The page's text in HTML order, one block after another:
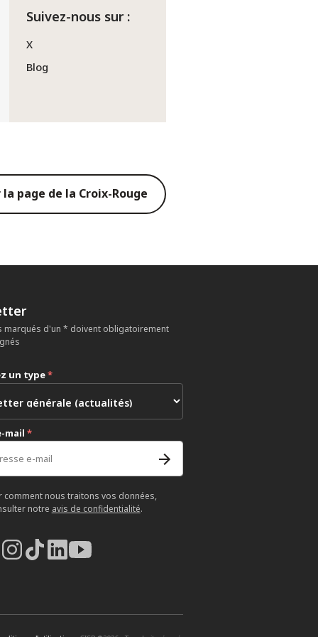
Suivez-nous sur :
X
Blog
page de la Croix-Rouge
marqués d'un * doivent obligatoirement
un type*
mail *
comment nous traitons vos données,
notre avis de confidentialité.